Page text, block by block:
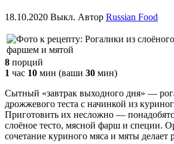
18.10.2020 Выкл. Автор Russian Food
8 порций
1 час 10 мин (ваши 30 мин)
Сытный «завтрак выходного дня» —
дрожжевого теста с начинкой из
Приготовить их несложно —
слоёное тесто, мясной фарш и специи.
сочетание куриного мяса и мяты